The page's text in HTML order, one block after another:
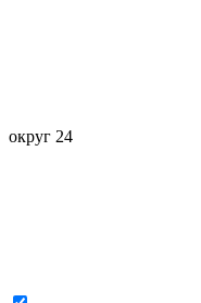
округ 24